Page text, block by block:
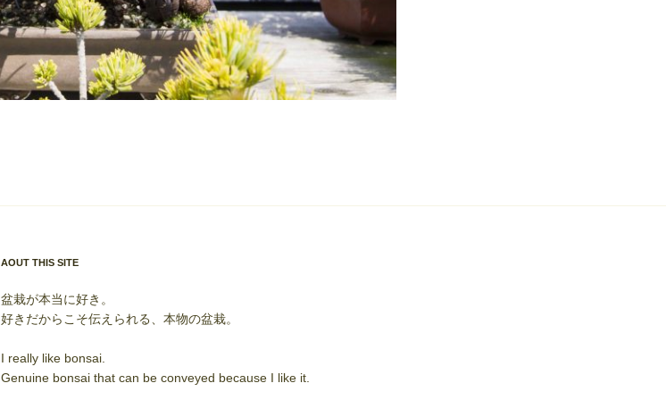
AOUT THIS SITE
盆栽が本当に好き。
好きだからこそ伝えられる、本物の盆栽。
I really like bonsai.
Genuine bonsai that can be conveyed because I like it.